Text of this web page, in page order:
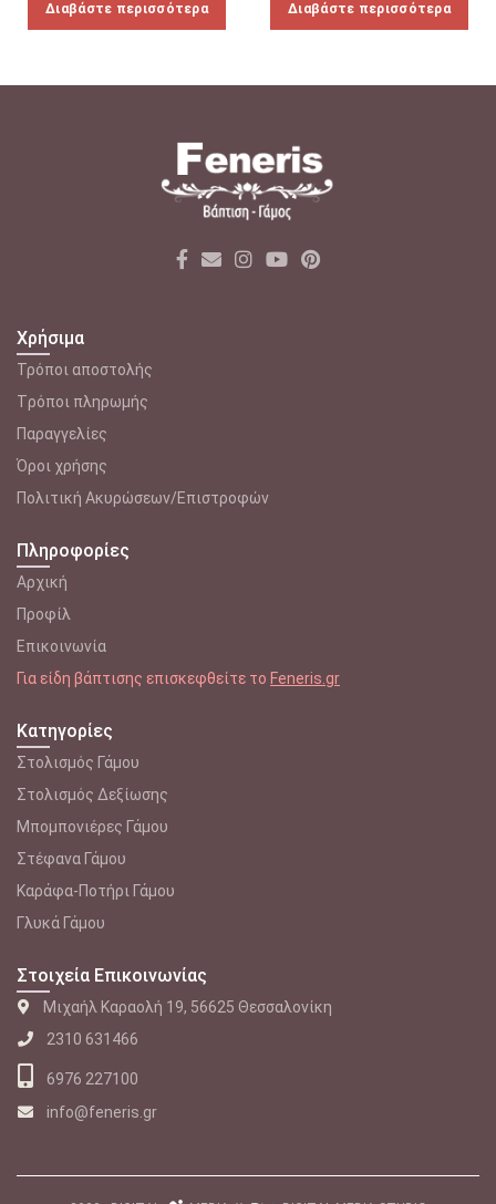
Διαβάστε περισσότερα Διαβάστε περισσότερα
Χρήσιμα
Τρόποι αποστολής
Tρόποι πληρωμής
Παραγγελίες
Όροι χρήσης
Πολιτική Ακυρώσεων/Επιστροφών
Πληροφορίες
Αρχική
Προφίλ
Επικοινωνία
Για είδη βάπτισης επισκεφθείτε το Feneris.gr
Κατηγορίες
Στολισμός Γάμου
Στολισμός Δεξίωσης
Μπομπονιέρες Γάμου
Στέφανα Γάμου
Καράφα-Ποτήρι Γάμου
Γλυκά Γάμου
Στοιχεία Επικοινωνίας
Μιχαήλ Καραολή 19, 56625 Θεσσαλονίκη
2310 631466
6976 227100
info@feneris.gr